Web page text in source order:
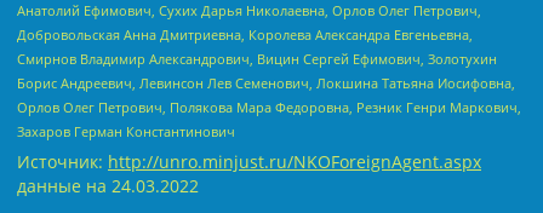
Анатолий Ефимович, Сухих Дарья Николаевна, Орлов Олег Петрович,
Добровольская Анна Дмитриевна, Королева Александра Евгеньевна,
Смирнов Владимир Александрович, Вицин Сергей Ефимович, Золотухин
Борис Андреевич, Левинсон Лев Семенович, Локшина Татьяна Иосифовна,
Орлов Олег Петрович, Полякова Мара Федоровна, Резник Генри Маркович,
Захаров Герман Константинович
Источник: http://unro.minjust.ru/NKOForeignAgent.aspx
данные на 24.03.2022